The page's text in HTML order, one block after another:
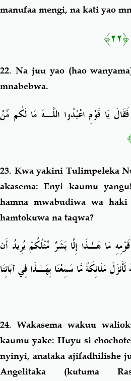
manufaa mengi, na kati yao
﴿٢٢﴾
22. Na juu yao (hao
mnabebwa.
يَا قَوْمِ اعْبُدُوا اللَّـهَ مَا لَكُم مِّنْ
23. Kwa yakini Tulimpeleka
akasema: Enyi kaumu
hamna mwabudiwa wa
hamtokuwa na taqwa?
مَا هَـٰذَا إِلَّا بَشَرٌ مِّثْلُكُمْ يُرِيدُ أَن
مَلَائِكَةً مَّا سَمِعْنَا بِهَـٰذَا فِي آبَائِنَا
24.Wakasema wakuu
kaumu yake: Huyu si
nyinyi, anataka ajifadhilishe
Angelitaka (kutuma